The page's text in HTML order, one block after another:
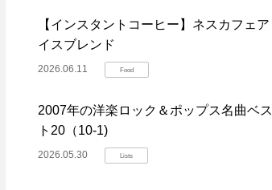
【インスタントコーヒー】ネスカフェア
イスブレンド
2026.06.11 Food
2007年の洋楽ロック＆ポップス名曲ベス
ト20（10-1)
2026.05.30 Lists